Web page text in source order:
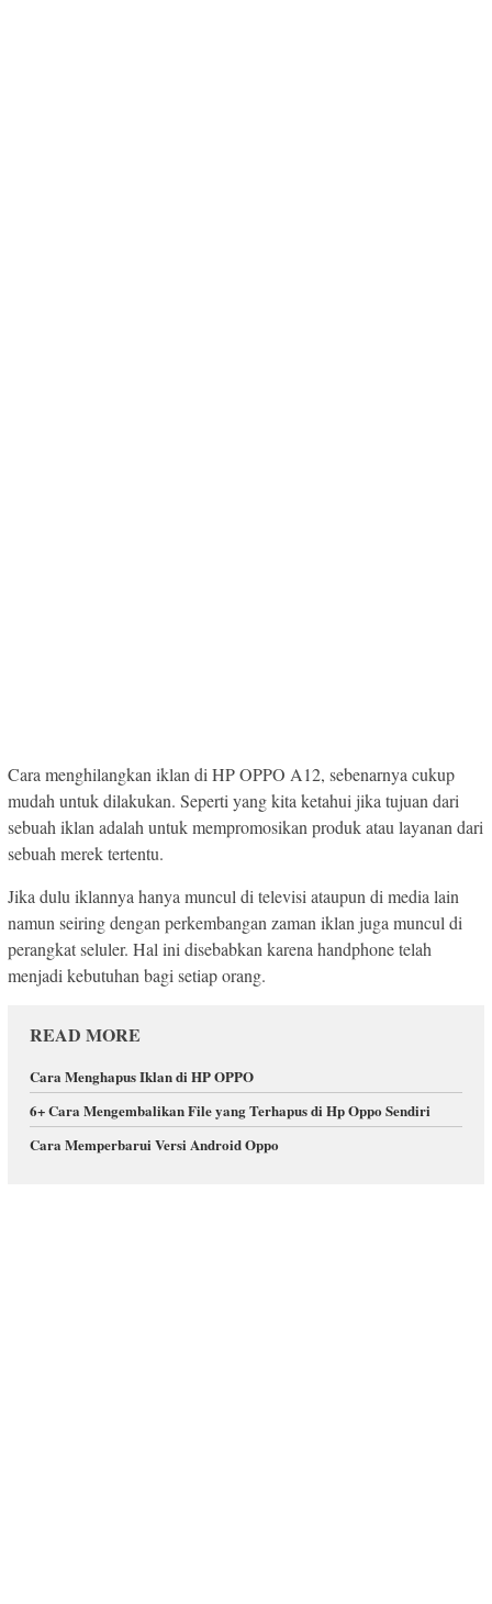
Cara menghilangkan iklan di HP OPPO A12, sebenarnya cukup
mudah untuk dilakukan. Seperti yang kita ketahui jika tujuan dari
sebuah iklan adalah untuk mempromosikan produk atau layanan dari
sebuah merek tertentu.
Jika dulu iklannya hanya muncul di televisi ataupun di media lain
namun seiring dengan perkembangan zaman iklan juga muncul di
perangkat seluler. Hal ini disebabkan karena handphone telah
menjadi kebutuhan bagi setiap orang.
READ MORE
Cara Menghapus Iklan di HP OPPO
6+ Cara Mengembalikan File yang Terhapus di Hp Oppo Sendiri
Cara Memperbarui Versi Android Oppo